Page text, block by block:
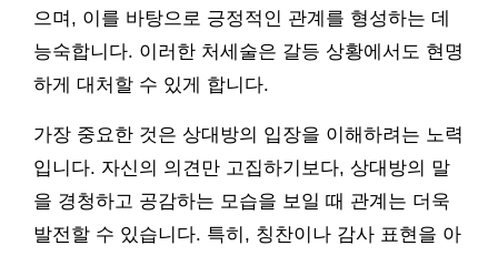
으며, 이를 바탕으로 긍정적인 관계를 형성하는 데
능숙합니다. 이러한 처세술은 갈등 상황에서도 현명
하게 대처할 수 있게 합니다.
가장 중요한 것은 상대방의 입장을 이해하려는 노력
입니다. 자신의 의견만 고집하기보다, 상대방의 말
을 경청하고 공감하는 모습을 보일 때 관계는 더욱
발전할 수 있습니다. 특히, 칭찬이나 감사 표현을 아